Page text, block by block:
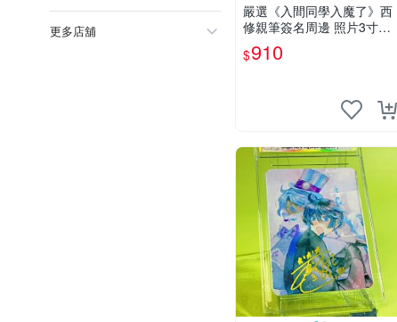
更多店舖
嚴選《入間同學入魔了》西
修親筆簽名周邊 照片3寸全
新含卡磚 收藏推薦 鏡像照
片 周邊收藏
$910